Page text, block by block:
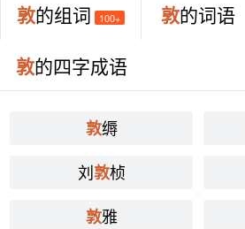
敦的组词 100+ 敦的词语
敦的四字成语
敦缛
刘敦桢
敦雅